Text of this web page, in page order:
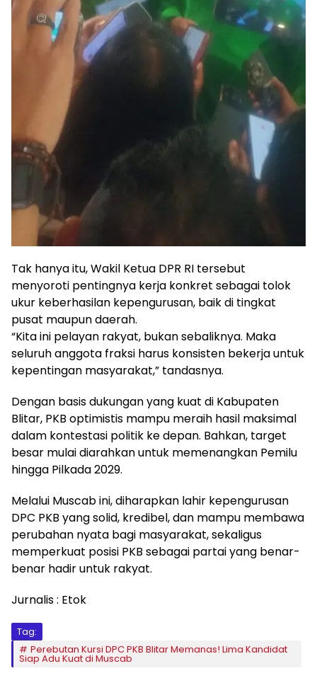
Tak hanya itu, Wakil Ketua DPR RI tersebut
menyoroti pentingnya kerja konkret sebagai tolok
ukur keberhasilan kepengurusan, baik di tingkat
pusat maupun daerah.
“Kita ini pelayan rakyat, bukan sebaliknya. Maka
seluruh anggota fraksi harus konsisten bekerja untuk
kepentingan masyarakat,” tandasnya.
Dengan basis dukungan yang kuat di Kabupaten
Blitar, PKB optimistis mampu meraih hasil maksimal
dalam kontestasi politik ke depan. Bahkan, target
besar mulai diarahkan untuk memenangkan Pemilu
hingga Pilkada 2029.
Melalui Muscab ini, diharapkan lahir kepengurusan
DPC PKB yang solid, kredibel, dan mampu membawa
perubahan nyata bagi masyarakat, sekaligus
memperkuat posisi PKB sebagai partai yang benar-
benar hadir untuk rakyat.
Jurnalis : Etok
Tag:
Perebutan Kursi DPC PKB Blitar Memanas! Lima Kandidat
Siap Adu Kuat di Muscab